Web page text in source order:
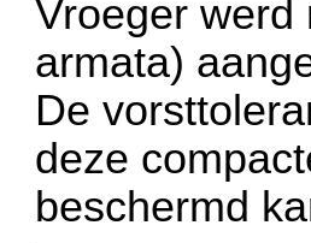
Vroeger werd
armata)
De
deze
beschermd